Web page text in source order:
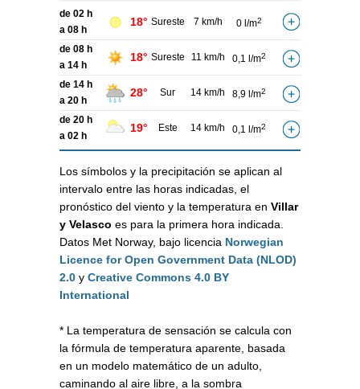
de 02 h
a 08 h
18° Sureste 7 km/h 0 l/m2
de 08 h
a 14 h
18° Sureste 11 km/h 0,1 l/m2
de 14 h
a 20 h
28° Sur 14 km/h 8,9 l/m2
de 20 h
a 02 h
19° Este 14 km/h 0,1 l/m2
Los símbolos y la precipitación se aplican al
intervalo entre las horas indicadas, el
pronóstico del viento y la temperatura en Villar
y Velasco es para la primera hora indicada.
Datos Met Norway, bajo licencia Norwegian
Licence for Open Government Data (NLOD)
2.0 y Creative Commons 4.0 BY
International
* La temperatura de sensación se calcula con
la fórmula de temperatura aparente, basada
en un modelo matemático de un adulto,
caminando al aire libre, a la sombra